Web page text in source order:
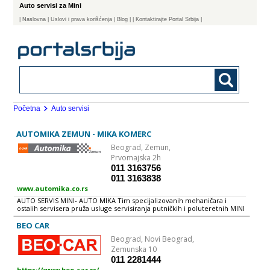
Auto servisi za Mini
Naslovna | Uslovi i prava korišćenja Blog | Kontaktirajte Portal Srbija |
Početna Auto servisi
AUTOMIKA ZEMUN - MIKA KOMERC
Beograd, Zemun,
Prvomajska 2h
011 3163756
011 3163838
www.automika.co.rs
AUTO SERVIS MINI- AUTO MIKA Tim specijalizovanih mehaničara i
ostalih servisera pruža usluge servisiranja putničkih i poluteretnih MINI
vozila u naša dva servisna centra. U okviru auto servisa za MINI vozila
možete obaviti automehaničarske i autoelektričarske usluge uz
BEO CAR
Beograd, Novi Beograd,
Zemunska 10
011 2281444